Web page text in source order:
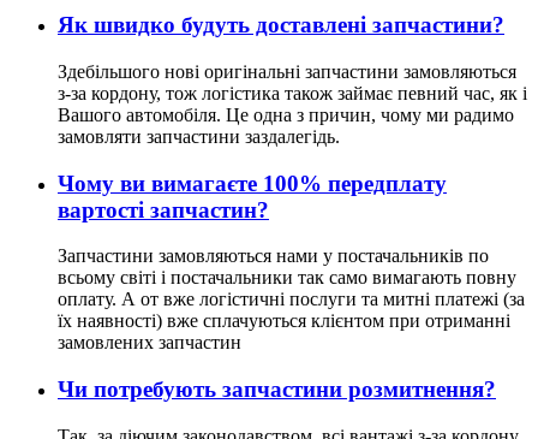
Як швидко будуть доставлені запчастини?
Здебільшого нові оригінальні запчастини замовляються
з-за кордону, тож логістика також займає певний час, як і
Вашого автомобіля. Це одна з причин, чому ми радимо
замовляти запчастини заздалегідь.
Чому ви вимагаєте 100% передплату
вартості запчастин?
Запчастини замовляються нами у постачальників по
всьому світі і постачальники так само вимагають повну
оплату. А от вже логістичні послуги та митні платежі (за
їх наявності) вже сплачуються клієнтом при отриманні
замовлених запчастин
Чи потребують запчастини розмитнення?